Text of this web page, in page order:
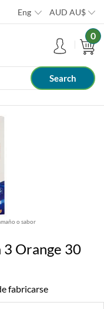
Eng AUD AU$
0
o sabor
3 Orange 30
fabricarse